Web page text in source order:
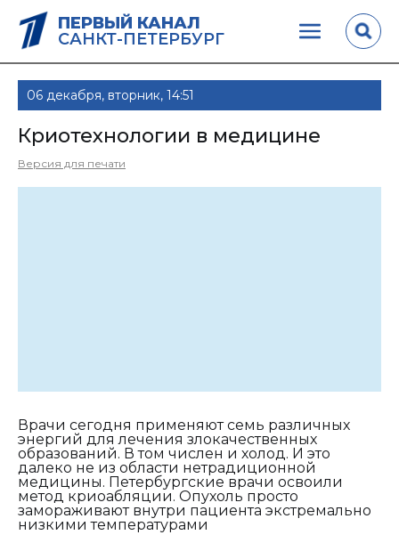
ПЕРВЫЙ КАНАЛ
САНКТ-ПЕТЕРБУРГ
06 декабря, вторник, 14:51
Криотехнологии в медицине
Версия для печати
Врачи сегодня применяют семь различных
энергий для лечения злокачественных
образований. В том числен и холод. И это
далеко не из области нетрадиционной
медицины. Петербургские врачи освоили
метод криоабляции. Опухоль просто
замораживают внутри пациента экстремально
низкими температурами